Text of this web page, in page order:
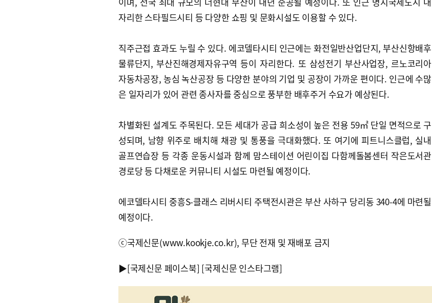
자리한 스타필드시티 등 다양한 쇼핑 및 문화시설도 이용할 수 있다.
직주근접 효과도 누릴 수 있다. 에코델타시티 인근에는 화전일반산업단지, 부산신항배후
물류단지, 부산진해경제자유구역 등이 자리한다. 또 삼성전기 부산사업장, 르노코리아
자동차공장, 농심 녹산공장 등 다양한 분야의 기업 및 공장이 가까운 편이다. 인근에 수많
은 일자리가 있어 관련 종사자를 중심으로 풍부한 배후주거 수요가 예상된다.
차별화된 설계도 주목된다. 모든 세대가 공급 희소성이 높은 전용 59㎡ 단일 면적으로 구
성되며, 남향 위주로 배치해 채광 및 통풍을 극대화했다. 또 여기에 피트니스클럽, 실내
골프연습장 등 각종 운동시설과 함께 맘스테이션 어린이집 다함께돌봄센터 작은도서관
경로당 등 다채로운 커뮤니티 시설도 마련될 예정이다.
에코델타시티 중흥S-클래스 리버시티 주택전시관은 부산 사하구 당리동 340-4에 마련될
예정이다.
ⓒ국제신문(www.kookje.co.kr), 무단 전재 및 재배포 금지
▶[국제신문 페이스북] [국제신문 인스타그램]